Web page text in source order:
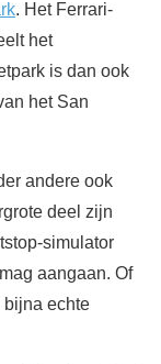
. Het Ferrari-
het
is dan ook
het San
andere ook
deel zijn
simulator
aangaan. Of
bijna echte